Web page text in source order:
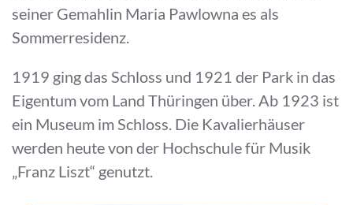
seiner Gemahlin Maria Pawlowna es als
Sommerresidenz.
1919 ging das Schloss und 1921 der Park in das
Eigentum vom Land Thüringen über. Ab 1923 ist
ein Museum im Schloss. Die Kavalierhäuser
werden heute von der Hochschule für Musik
„Franz Liszt“ genutzt.